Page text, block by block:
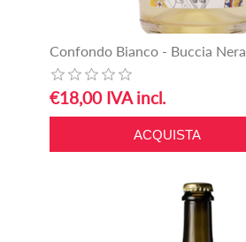
Confondo Bianco - Buccia Nera
€18,00 IVA incl.